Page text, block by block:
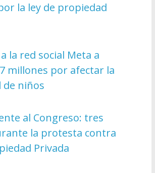
la ley de propiedad
la red social Meta a
millones por afectar la
de niños
al Congreso: tres
la protesta contra
Privada